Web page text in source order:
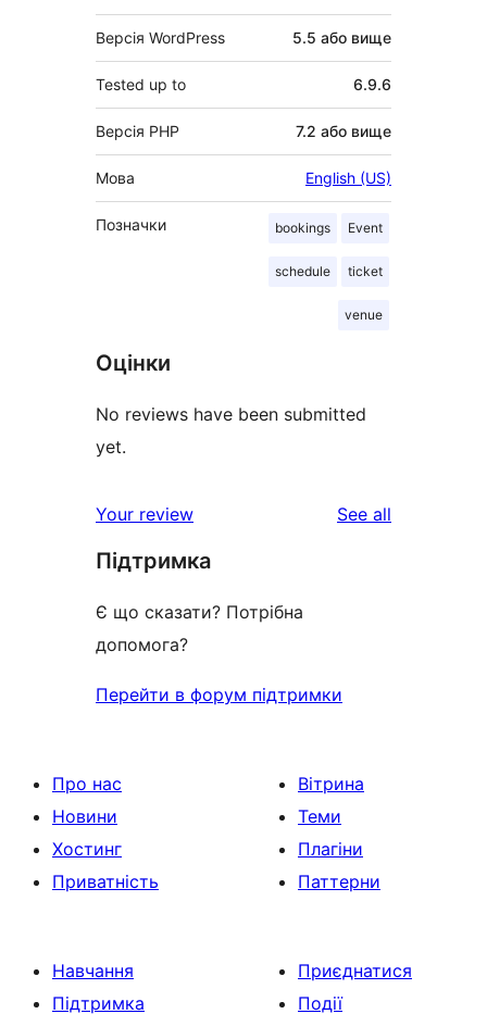
Версія WordPress 5.5 або вище
Tested up to 6.9.6
Версія PHP 7.2 або вище
Мова English (US)
Позначки bookings Event
schedule ticket
venue
Оцінки
No reviews have been submitted
yet.
Your review See all
Підтримка
Є що сказати? Потрібна
допомога?
Перейти в форум підтримки
Про нас
Новини
Хостинг
Приватність
Вітрина
Теми
Плагіни
Паттерни
Навчання
Підтримка
Приєднатися
Події